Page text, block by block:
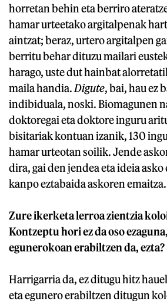
horretan behin eta berriro
hamar urteetako argitalpenak
aintzat; beraz, urtero argitalpen
berritu behar dituzu mailari
harago, uste dut hainbat
maila handia. Digute, bai, hau ez
indibiduala, noski. Biomagunen
doktoregai eta doktore inguru
bisitariak kontuan izanik, 130
hamar urteotan soilik. Jende
dira, gai den jendea eta ideia
kanpo eztabaida askoren emaitza.
Zure ikerketa lerroa zientzia
Kontzeptu hori ez da oso
egunerokoan erabiltzen da, ezta?
Harrigarria da, ez ditugu hitz
eta egunero erabiltzen ditugun